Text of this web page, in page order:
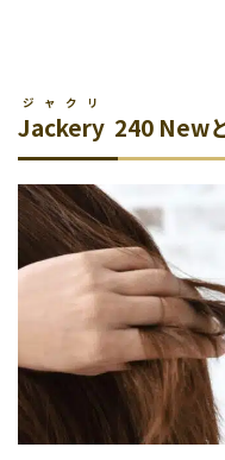
Jackery
ジャクリ
240 New